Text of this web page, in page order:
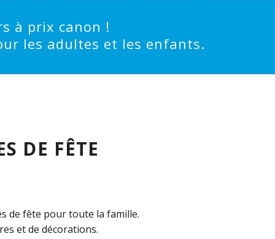
à prix canon !
les adultes et les enfants.
DE FÊTE
de fête pour toute la famille.
et de décorations.